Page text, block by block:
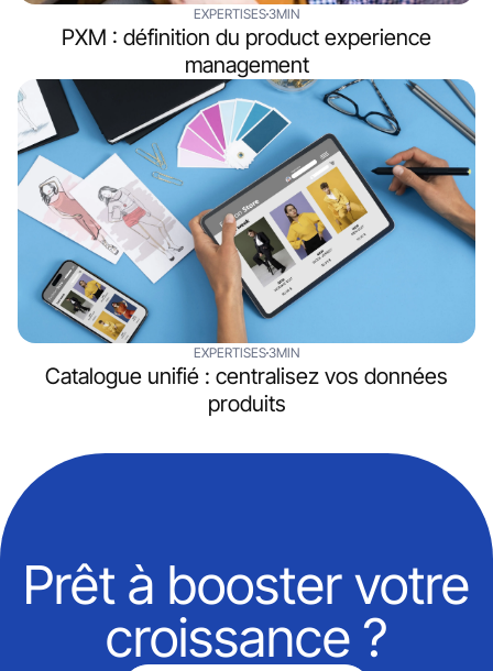
EXPERTISES3MIN
PXM : définition du product experience
management
EXPERTISES3MIN
Catalogue unifié : centralisez vos données
produits
Prêt à booster votre
croissance ?